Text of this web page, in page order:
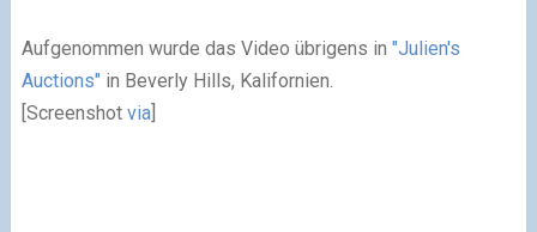
Aufgenommen wurde das Video übrigens in "Julien's
Auctions" in Beverly Hills, Kalifornien.
[Screenshot via]